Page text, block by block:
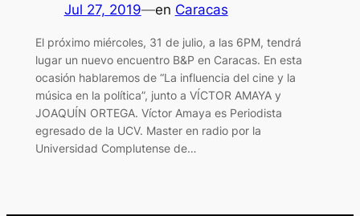
Jul 27, 2019—en Caracas
El próximo miércoles, 31 de julio, a las 6PM, tendrá
lugar un nuevo encuentro B&P en Caracas. En esta
ocasión hablaremos de “La influencia del cine y la
música en la política”, junto a VÍCTOR AMAYA y
JOAQUÍN ORTEGA. Víctor Amaya es Periodista
egresado de la UCV. Master en radio por la
Universidad Complutense de…